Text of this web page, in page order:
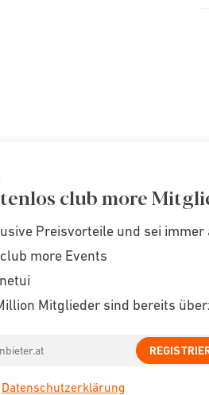
club more
Preisvorteile und sei
more Events
Mitglieder sind bereits
Datenschutzerklärung